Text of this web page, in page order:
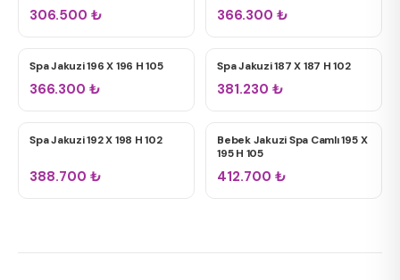
306.500 ₺ 366.300 ₺
SPA JAKUZILER
Spa Jakuzi 196 X 196 H 105
366.300 ₺
SPA JAKUZILER
Spa Jakuzi 187 X 187 H 102
381.230 ₺
SPA JAKUZILER
Spa Jakuzi 192 X 198 H 102
388.700 ₺
BEBEK JAKUZI
Bebek Jakuzi Spa Camlı 195 X
195 H 105
412.700 ₺